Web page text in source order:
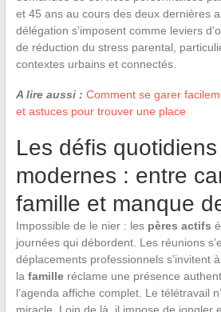
et 45 ans au cours des deux dernières
délégation s’imposent comme leviers
de réduction du stress parental,
contextes urbains et connectés.
A lire aussi : Comment se garer
et astuces pour trouver une place
Les défis
modernes : entre
famille et manque
Impossible de le nier : les pères actifs
journées qui débordent. Les réunions
déplacements professionnels s’invitent
la familleréclame une présence
l’agenda affiche complet. Le télétravail